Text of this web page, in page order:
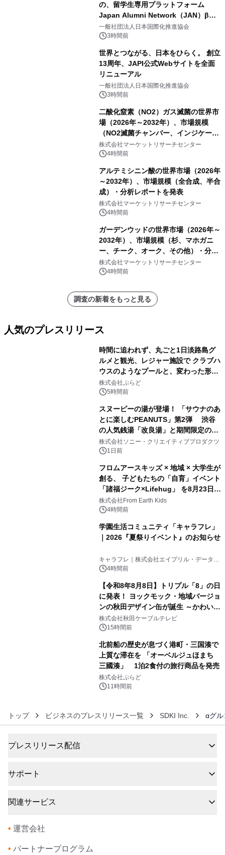
の、留学生専用プラットフォーム
Japan Alumni Network（JAN）β版
をリリース
一般社団法人日本国際化推進協会
3時間前
世界とつながる、日本をひらく。 創立
13周年、JAPI公式Webサイトを全面
リニューアル
一般社団法人日本国際化推進協会
3時間前
二酸化窒素（NO2）ガス滅菌の世界市
場（2026年～2032年）、市場規模
（NO2滅菌チャンバー、インジケータ
ーおよびモニタリングシステム、その
他）・分析レポートを発表
株式会社マーケットリサーチセンター
4時間前
アルテミシニン酸の世界市場（2026年
～2032年）、市場規模（全合成、半合
成）・分析レポートを発表
株式会社マーケットリサーチセンター
4時間前
ガーデンウッドの世界市場（2026年～
2032年）、市場規模（杉、マホガニ
ー、チーク、オーク、その他）・分析
レポートを発表
株式会社マーケットリサーチセンター
4時間前
調査の新着をもっと見る
人気のプレスリリース
時間に追われず、丸ごと1日淡路島グ
ルメと観光、レジャー施設で クラブハ
ウスのようなプールと、変わった形の
サウナも 「THE BOXY AWAJI」のお
得な素泊まり連泊プランで
株式会社ぷらど
5時間前
スヌーピーの湯が登場！ 「サウナのあ
とに楽しむPEANUTS」第2弾 渋谷
の人気銭湯「改良湯」と期間限定のコ
ラボレーション サウナイキタイコラ
ボグッズも発売決定！
株式会社ソニー・クリエイティブプロダクツ
1日前
フロムアースキッズ × 地域 × 大学生が
創る、 子どもたちの「自育」イベント
「諸福ジーク×Lifehug」 を8月23日
(日)開催
株式会社From Earth Kids
4時間前
学園生活コミュニティ「キャラフレ」
｜2026『夏祭りイベント』のお知らせ
キャラフレ｜株式会社エイプリル・データ・
デザインズ
4時間前
【令和8年8月8日】トリプル「8」の日
に発表！ ヨックモック・地域バージョ
ンの秋田デザイン缶が誕生 ～かわいい
秋田犬の子犬と秋田の四季と名所を巡
るパッケージ～ 9月1日(火)秋田県内で
販売開始
株式会社秋田ケーブルテレビ
15時間前
北前船の歴史が息づく港町・三国湊で
上質な滞在を 「オーベルジュほまち
三國湊」 1泊2食付の旅行商品を発売
株式会社ぷらど
11時間前
トップ ビジネスのプレスリリース一覧 SDKI Inc. αグ
プレスリリース配信
サポート
関連サービス
• 運営会社
• パートナープログラム